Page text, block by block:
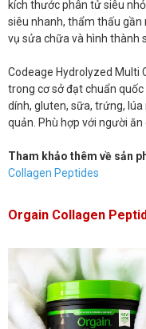
kích thước phân tử siêu
siêu nhanh, thẩm thấu
vụ sửa chữa và hình thành
Codeage Hydrolyzed Multi
trong cơ sở đạt chuẩn
dính, gluten, sữa, trứng,
quản. Phù hợp với người ăn
Tham khảo thêm về sản
Collagen Peptides
Orgain Collagen